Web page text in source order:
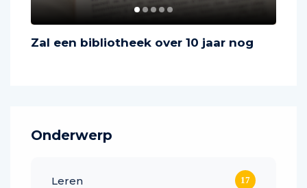
Zal een bibliotheek over 10 jaar nog
Onderwerp
Leren 17